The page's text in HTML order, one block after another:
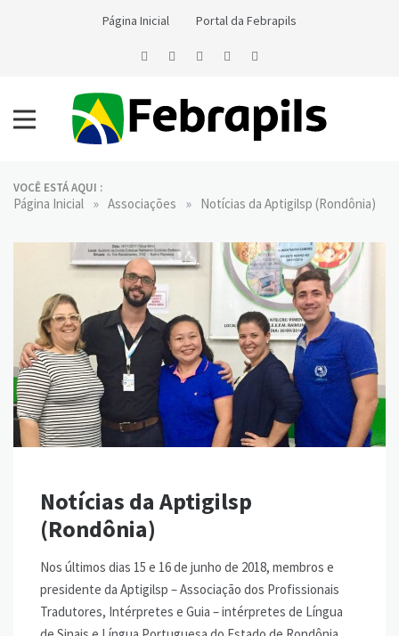
Página Inicial Portal da Febrapils
VOCÊ ESTÁ AQUI :
Página Inicial » Associações » Notícias da Aptigilsp (Rondônia)
Notícias da Aptigilsp
(Rondônia)
Nos últimos dias 15 e 16 de junho de 2018, membros e
presidente da Aptigilsp – Associação dos Profissionais
Tradutores, Intérpretes e Guia – intérpretes de Língua